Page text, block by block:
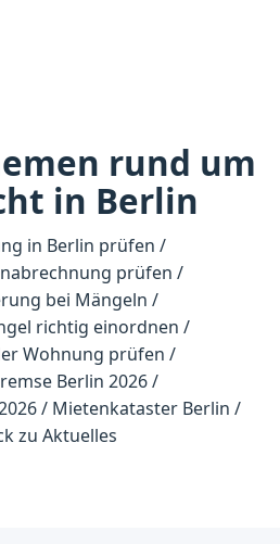
rund um
in Berlin
in Berlin prüfen
prüfen
bei Mängeln
richtig einordnen
Wohnung prüfen
Berlin 2026
Mietenkataster Berlin
zu Aktuelles